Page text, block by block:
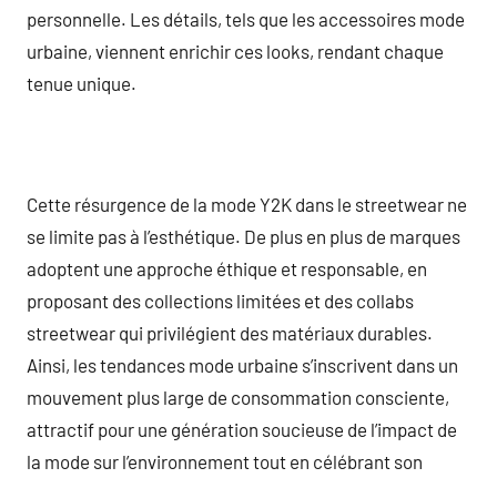
personnelle. Les détails, tels que les accessoires mode
urbaine, viennent enrichir ces looks, rendant chaque
tenue unique.
Cette résurgence de la mode Y2K dans le streetwear ne
se limite pas à l’esthétique. De plus en plus de marques
adoptent une approche éthique et responsable, en
proposant des collections limitées et des collabs
streetwear qui privilégient des matériaux durables.
Ainsi, les tendances mode urbaine s’inscrivent dans un
mouvement plus large de consommation consciente,
attractif pour une génération soucieuse de l’impact de
la mode sur l’environnement tout en célébrant son